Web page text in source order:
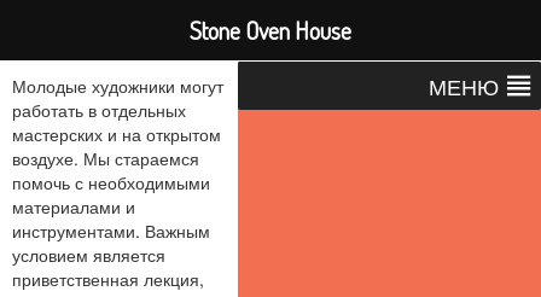
Молодые художники могут
работать в отдельных
мастерских и на открытом
воздухе. Мы стараемся
помочь с необходимыми
материалами и
инструментами. Важным
условием является
приветственная лекция,
МЕНЮ
Stone Oven House